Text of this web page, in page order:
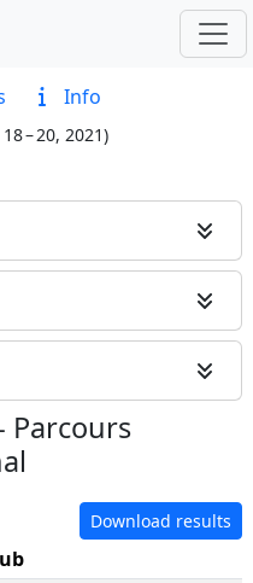
Info
– 20, 2021)
Parcours
Download results